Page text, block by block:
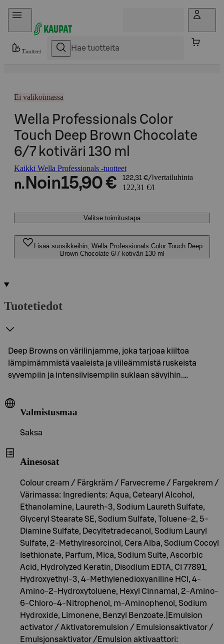
Hyppää sisältöön
Tuotteet
Ei valikoimassa
Wella Professionals Color
Touch Deep Brown Chocolate
6/7 kotiväri 130 ml
Kaikki Wella Professionals -tuotteet
n. Noin15,90 € 122,31 €/l vertailuhinta
122,31 €/l
Valitse toimitustapa
Lisää suosikkeihin, Wella Professionals Color Touch Deep
Brown Chocolate 6/7 kotiväri 130 ml
Tuotetiedot
Deep Browns on värilinjamme, joka tarjoaa kiiltoa
lämpimämmistä vaaleista ja viileämmistä ruskeista
syvempiin ja intensiivisempiin suklaan sävyihin.…
Valmistusmaa
Saksa
Ainesosat
Colour cream / Färgkräm / Farvecreme / Fargekrem /
Värimassa: Ingredients: Aqua, Cetearyl Alcohol,
Ethanolamine, Laureth-3, Sodium Laureth Sulfate,
Glyceryl Stearate SE, Sodium Sulfate, Toluene-2, 5-
Diamine Sulfate, Decyltetradecanol, Sodium Lauryl
Sulfate, 2-Methylresorcinol, Cera Alba, Sodium Cocoyl
Isethionate, Parfum, Mica, Sodium Sulte, Ascorbic
Acid, Hydrolyzed Keratin, Disodium EDTA, CI 77891,
Hydroxyethyl-3, 4-Methylenedioxyaniline HCl, 4-
Amino-2-Hydroxytoluene, Hexyl Cinnamal, 2-Amino-
6-Chloro-4-Nitrophenol, m-Aminophenol, Sodium
Hydroxide, Limonene, Benzyl Benzoate.|Emulsion
activator / Aktivatoremulsion / Emulsionsaktivator /
Emulsjonsaktivator /Emulsion aktivaattori: